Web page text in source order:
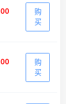
购
买
购
买